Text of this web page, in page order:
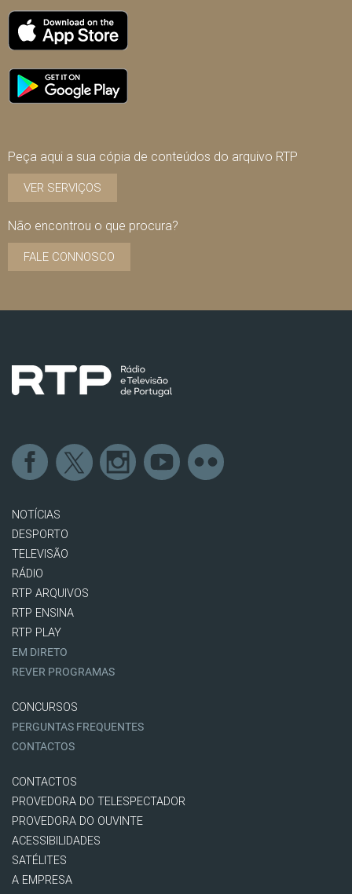
Peça aqui a sua cópia de conteúdos do arquivo RTP
VER SERVIÇOS
Não encontrou o que procura?
FALE CONNOSCO
NOTÍCIAS
DESPORTO
TELEVISÃO
RÁDIO
RTP ARQUIVOS
RTP ENSINA
RTP PLAY
EM DIRETO
REVER PROGRAMAS
CONCURSOS
PERGUNTAS FREQUENTES
CONTACTOS
CONTACTOS
PROVEDORA DO TELESPECTADOR
PROVEDORA DO OUVINTE
ACESSIBILIDADES
SATÉLITES
A EMPRESA